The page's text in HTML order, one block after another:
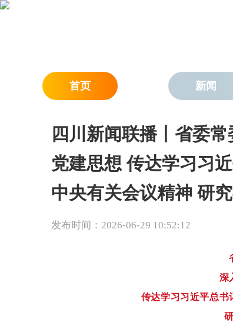
首页 新闻
四川新闻联播丨省委
党建思想 传达学习习
中央有关会议精神 研
发布时间：2026-06-29 10:52:12
深
传达学习习近平总书